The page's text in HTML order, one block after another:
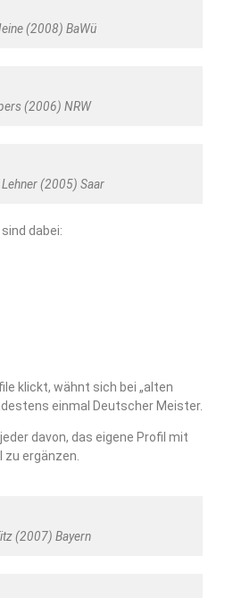
(2008) BaWü
(2006) NRW
(2005) Saar
dabei:
klickt, wähnt sich bei „alten
einmal Deutscher Meister.
davon, das eigene Profil mit
ergänzen.
(2007) Bayern